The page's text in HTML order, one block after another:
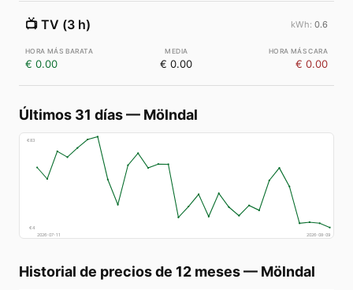
📺 TV (3 h) 0.6
€ 0.00 € 0.00 € 0.00
Últimos 31 días— Mölndal
€83
€4
2026-07-11
2026-08-09
Historial de precios de 12 meses— Mölndal